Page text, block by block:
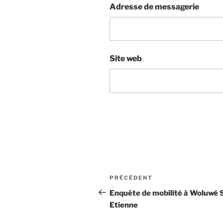
Adresse de messagerie
Site web
Navigation
de
l’article
Article
précédent
PRÉCÉDENT
Enquête de mobilité à Woluwé
Etienne